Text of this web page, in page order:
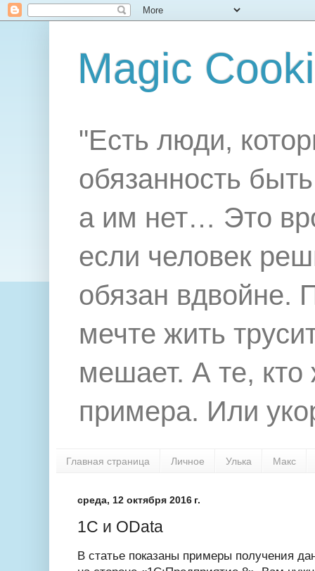
Magic
"Есть люди,
обязанность
а им нет… Это
если человек
обязан вдвойне.
мечте жить
мешает. А те,
примера. Или
Главная страница Личное Улька Макс
среда, 12 октября 2016 г.
1C и OData
В статье показаны примеры получения